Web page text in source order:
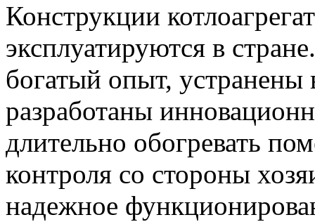
Конструкции
эксплуатируются в
богатый опыт,
разработаны
длительно обогревать
контроля со стороны
надежное